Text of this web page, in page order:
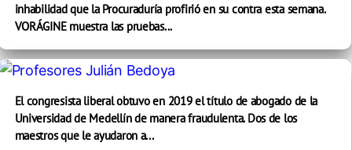
inhabilidad que la Procuraduría profirió en su contra esta semana.
VORÁGINE muestra las pruebas...
El congresista liberal obtuvo en 2019 el título de abogado de la
Universidad de Medellín de manera fraudulenta. Dos de los
maestros que le ayudaron a...